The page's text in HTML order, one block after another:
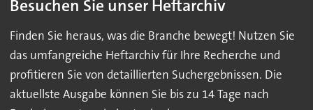
Besuchen Sie unser Heftarchiv
Finden Sie heraus, was die Branche bewegt! Nutzen Sie
das umfangreiche Heftarchiv für Ihre Recherche und
profitieren Sie von detaillierten Suchergebnissen. Die
aktuellste Ausgabe können Sie bis zu 14 Tage nach